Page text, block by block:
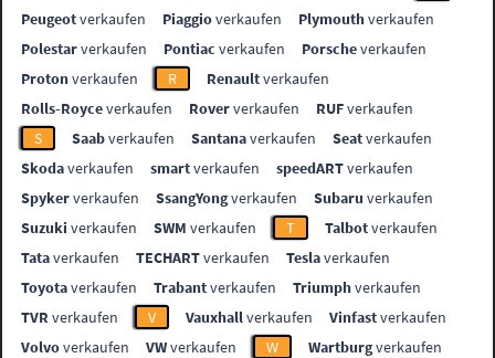
Peugeotverkaufen Piaggioverkaufen Plymouthverkaufen
Polestarverkaufen Pontiac verkaufen Porscheverkaufen
Protonverkaufen R Renaultverkaufen
Rolls-Royceverkaufen Roververkaufen RUFverkaufen
S
Saabverkaufen Santanaverkaufen Seatverkaufen
Skodaverkaufen smartverkaufen speedARTverkaufen
Spykerverkaufen SsangYongverkaufen Subaru verkaufen
Suzuki verkaufen SWM verkaufen T Talbotverkaufen
Tataverkaufen TECHARTverkaufen Teslaverkaufen
Toyotaverkaufen Trabantverkaufen Triumphverkaufen
TVR verkaufen V Vauxhallverkaufen Vinfastverkaufen
Volvoverkaufen VWverkaufen W Wartburgverkaufen